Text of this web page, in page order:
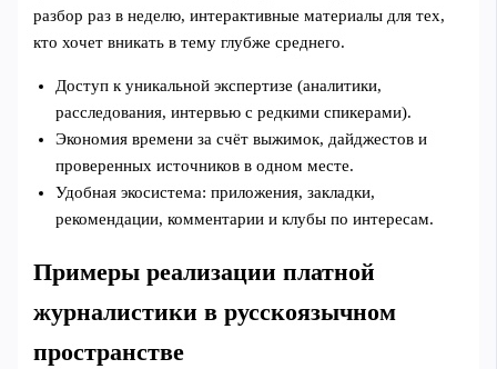
разбор раз в неделю, интерактивные материалы для тех,
кто хочет вникать в тему глубже среднего.
Доступ к уникальной экспертизе (аналитики,
расследования, интервью с редкими спикерами).
Экономия времени за счёт выжимок, дайджестов и
проверенных источников в одном месте.
Удобная экосистема: приложения, закладки,
рекомендации, комментарии и клубы по интересам.
Примеры реализации платной
журналистики в русскоязычном
пространстве